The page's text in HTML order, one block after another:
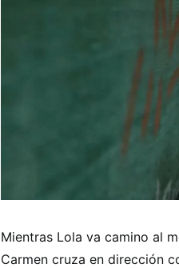
Mientras Lola va camino al
Carmen cruza en dirección